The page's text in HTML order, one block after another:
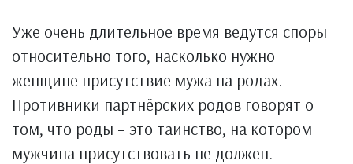
Уже очень длительное время ведутся споры
относительно того, насколько нужно
женщине присутствие мужа на родах.
Противники партнёрских родов говорят о
том, что роды – это таинство, на котором
мужчина присутствовать не должен.